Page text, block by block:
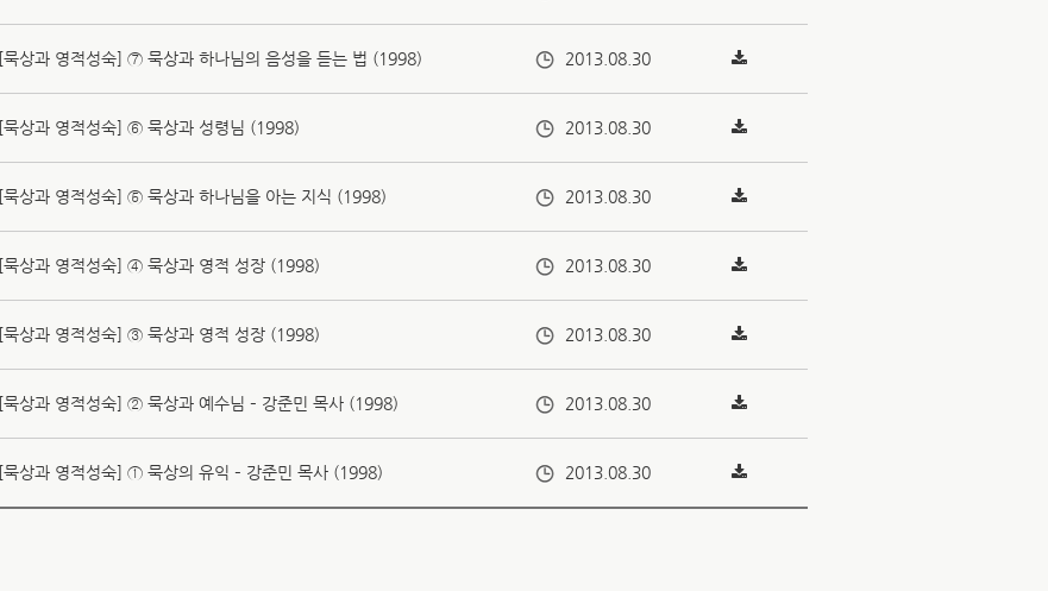
[묵상과 영적성숙] ⑦ 묵상과 하나님의 음성을 듣는 법 (1998) 2013.08.30
[묵상과 영적성숙] ⑥ 묵상과 성령님 (1998) 2013.08.30
[묵상과 영적성숙] ⑤ 묵상과 하나님을 아는 지식 (1998) 2013.08.30
[묵상과 영적성숙] ④ 묵상과 영적 성장 (1998) 2013.08.30
[묵상과 영적성숙] ③ 묵상과 영적 성장 (1998) 2013.08.30
[묵상과 영적성숙] ② 묵상과 예수님 – 강준민 목사 (1998) 2013.08.30
[묵상과 영적성숙] ① 묵상의 유익 – 강준민 목사 (1998) 2013.08.30